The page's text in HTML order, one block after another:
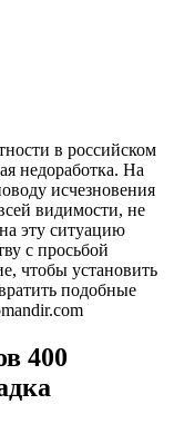
в российском
недоработка. На
исчезновения
видимости, не
эту ситуацию
с просьбой
чтобы установить
подобные
400